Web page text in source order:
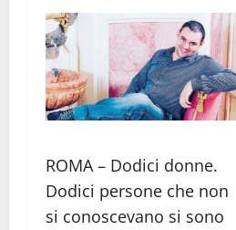
ROMA – Dodici donne.
Dodici persone che non
si conoscevano si sono